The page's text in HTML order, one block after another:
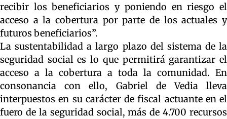
recibir los beneficiarios y poniendo en riesgo el
acceso a la cobertura por parte de los actuales y
futuros beneficiarios”.
La sustentabilidad a largo plazo del sistema de la
seguridad social es lo que permitirá garantizar el
acceso a la cobertura a toda la comunidad. En
consonancia con ello, Gabriel de Vedia lleva
interpuestos en su carácter de fiscal actuante en el
fuero de la seguridad social, más de 4.700 recursos